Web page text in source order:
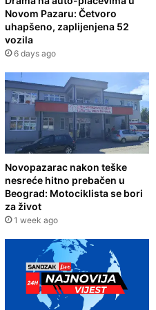
Novom Pazaru: Četvoro
uhapšeno, zaplijenjena 52
vozila
6 days ago
Novopazarac nakon teške
nesreće hitno prebačen u
Beograd: Motociklista se bori
za život
1 week ago